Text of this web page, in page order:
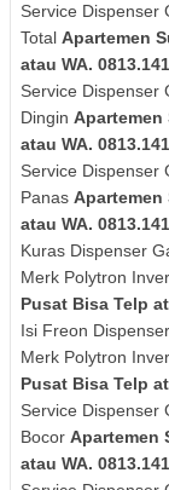
Service Dispenser
Total Apartemen
atau WA.
Service Dispenser
Dingin Apartemen
atau WA.
Service Dispenser
Panas Apartemen
atau WA.
Kuras Dispenser
Merk Polytron
Pusat Bisa Telp
Isi Freon
Merk Polytron
Pusat Bisa Telp
Service Dispenser
Bocor Apartemen
atau WA.